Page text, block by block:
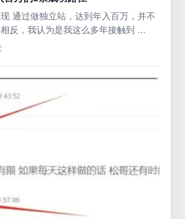
通过做独立站，达到年入百万，并不
反，我认为是我这么多年接触到 ...